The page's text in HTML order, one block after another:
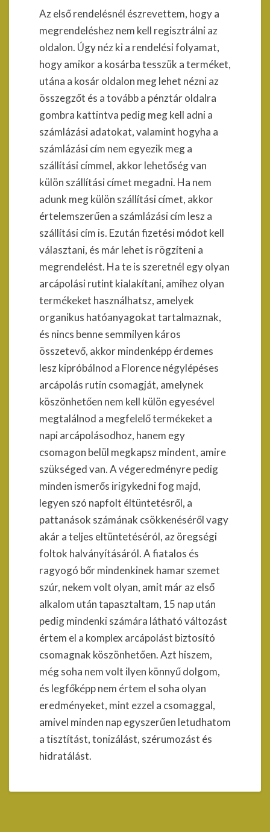
Az első rendelésnél észrevettem, hogy a
megrendeléshez nem kell regisztrálni az
oldalon. Úgy néz ki a rendelési folyamat,
hogy amikor a kosárba tesszük a terméket,
utána a kosár oldalon meg lehet nézni az
összegzőt és a tovább a pénztár oldalra
gombra kattintva pedig meg kell adni a
számlázási adatokat, valamint hogyha a
számlázási cím nem egyezik meg a
szállítási címmel, akkor lehetőség van
külön szállítási címet megadni. Ha nem
adunk meg külön szállítási címet, akkor
értelemszerűen a számlázási cím lesz a
szállítási cím is. Ezután fizetési módot kell
választani, és már lehet is rögzíteni a
megrendelést. Ha te is szeretnél egy olyan
arcápolási rutint kialakítani, amihez olyan
termékeket használhatsz, amelyek
organikus hatóanyagokat tartalmaznak,
és nincs benne semmilyen káros
összetevő, akkor mindenképp érdemes
lesz kipróbálnod a Florence négylépéses
arcápolás rutin csomagját, amelynek
köszönhetően nem kell külön egyesével
megtalálnod a megfelelő termékeket a
napi arcápolásodhoz, hanem egy
csomagon belül megkapsz mindent, amire
szükséged van. A végeredményre pedig
minden ismerős irigykedni fog majd,
legyen szó napfolt éltüntetésről, a
pattanások számának csökkenéséről vagy
akár a teljes eltüntetéséról, az öregségi
foltok halványításáról. A fiatalos és
ragyogó bőr mindenkinek hamar szemet
szúr, nekem volt olyan, amit már az első
alkalom után tapasztaltam, 15 nap után
pedig mindenki számára látható változást
értem el a komplex arcápolást biztosító
csomagnak köszönhetően. Azt hiszem,
még soha nem volt ilyen könnyű dolgom,
és legfőképp nem értem el soha olyan
eredményeket, mint ezzel a csomaggal,
amivel minden nap egyszerűen letudhatom
a tisztítást, tonizálást, szérumozást és
hidratálást.